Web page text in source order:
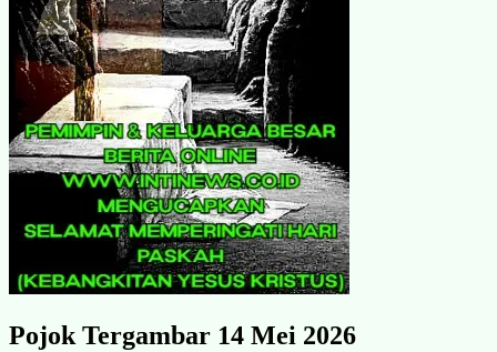
Pojok Tergambar 14 Mei 2026